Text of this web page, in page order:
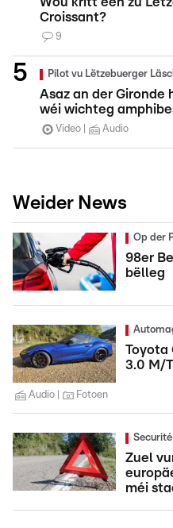
Croissant?
9
Pilot vu Lëtzebuerger
Asaz an der Gironde
wéi wichteg
Video Audio
Weider News
Op der
98er
bëlleg
Toyota
3.0 M/T
Audio Fotoen
Zuel
méi